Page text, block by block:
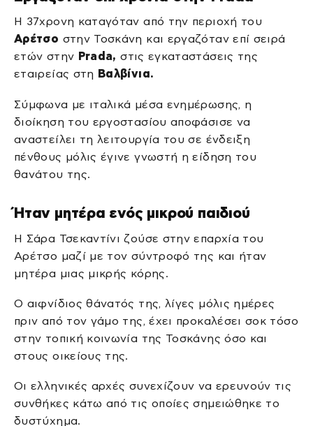
Η 37χρονη καταγόταν από την περιοχή του
Αρέτσο στην Τοσκάνη και εργαζόταν επί σειρά
ετών στην Prada, στις εγκαταστάσεις της
εταιρείας στη Βαλβίνια.
Σύμφωνα με ιταλικά μέσα ενημέρωσης, η
διοίκηση του εργοστασίου αποφάσισε να
αναστείλει τη λειτουργία του σε ένδειξη
πένθους μόλις έγινε γνωστή η είδηση του
θανάτου της.
Ήταν μητέρα ενός μικρού παιδιού
Η Σάρα Τσεκαντίνι ζούσε στην επαρχία του
Αρέτσο μαζί με τον σύντροφό της και ήταν
μητέρα μιας μικρής κόρης.
Ο αιφνίδιος θάνατός της, λίγες μόλις ημέρες
πριν από τον γάμο της, έχει προκαλέσει σοκ τόσο
στην τοπική κοινωνία της Τοσκάνης όσο και
στους οικείους της.
Οι ελληνικές αρχές συνεχίζουν να ερευνούν τις
συνθήκες κάτω από τις οποίες σημειώθηκε το
δυστύχημα.